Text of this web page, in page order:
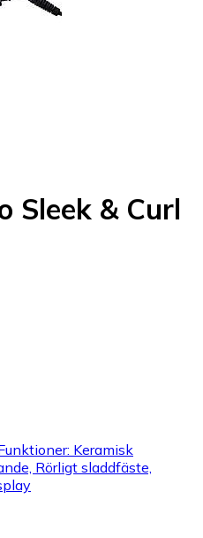
Sleek & Curl
Keramisk
Rörligt sladdfäste,